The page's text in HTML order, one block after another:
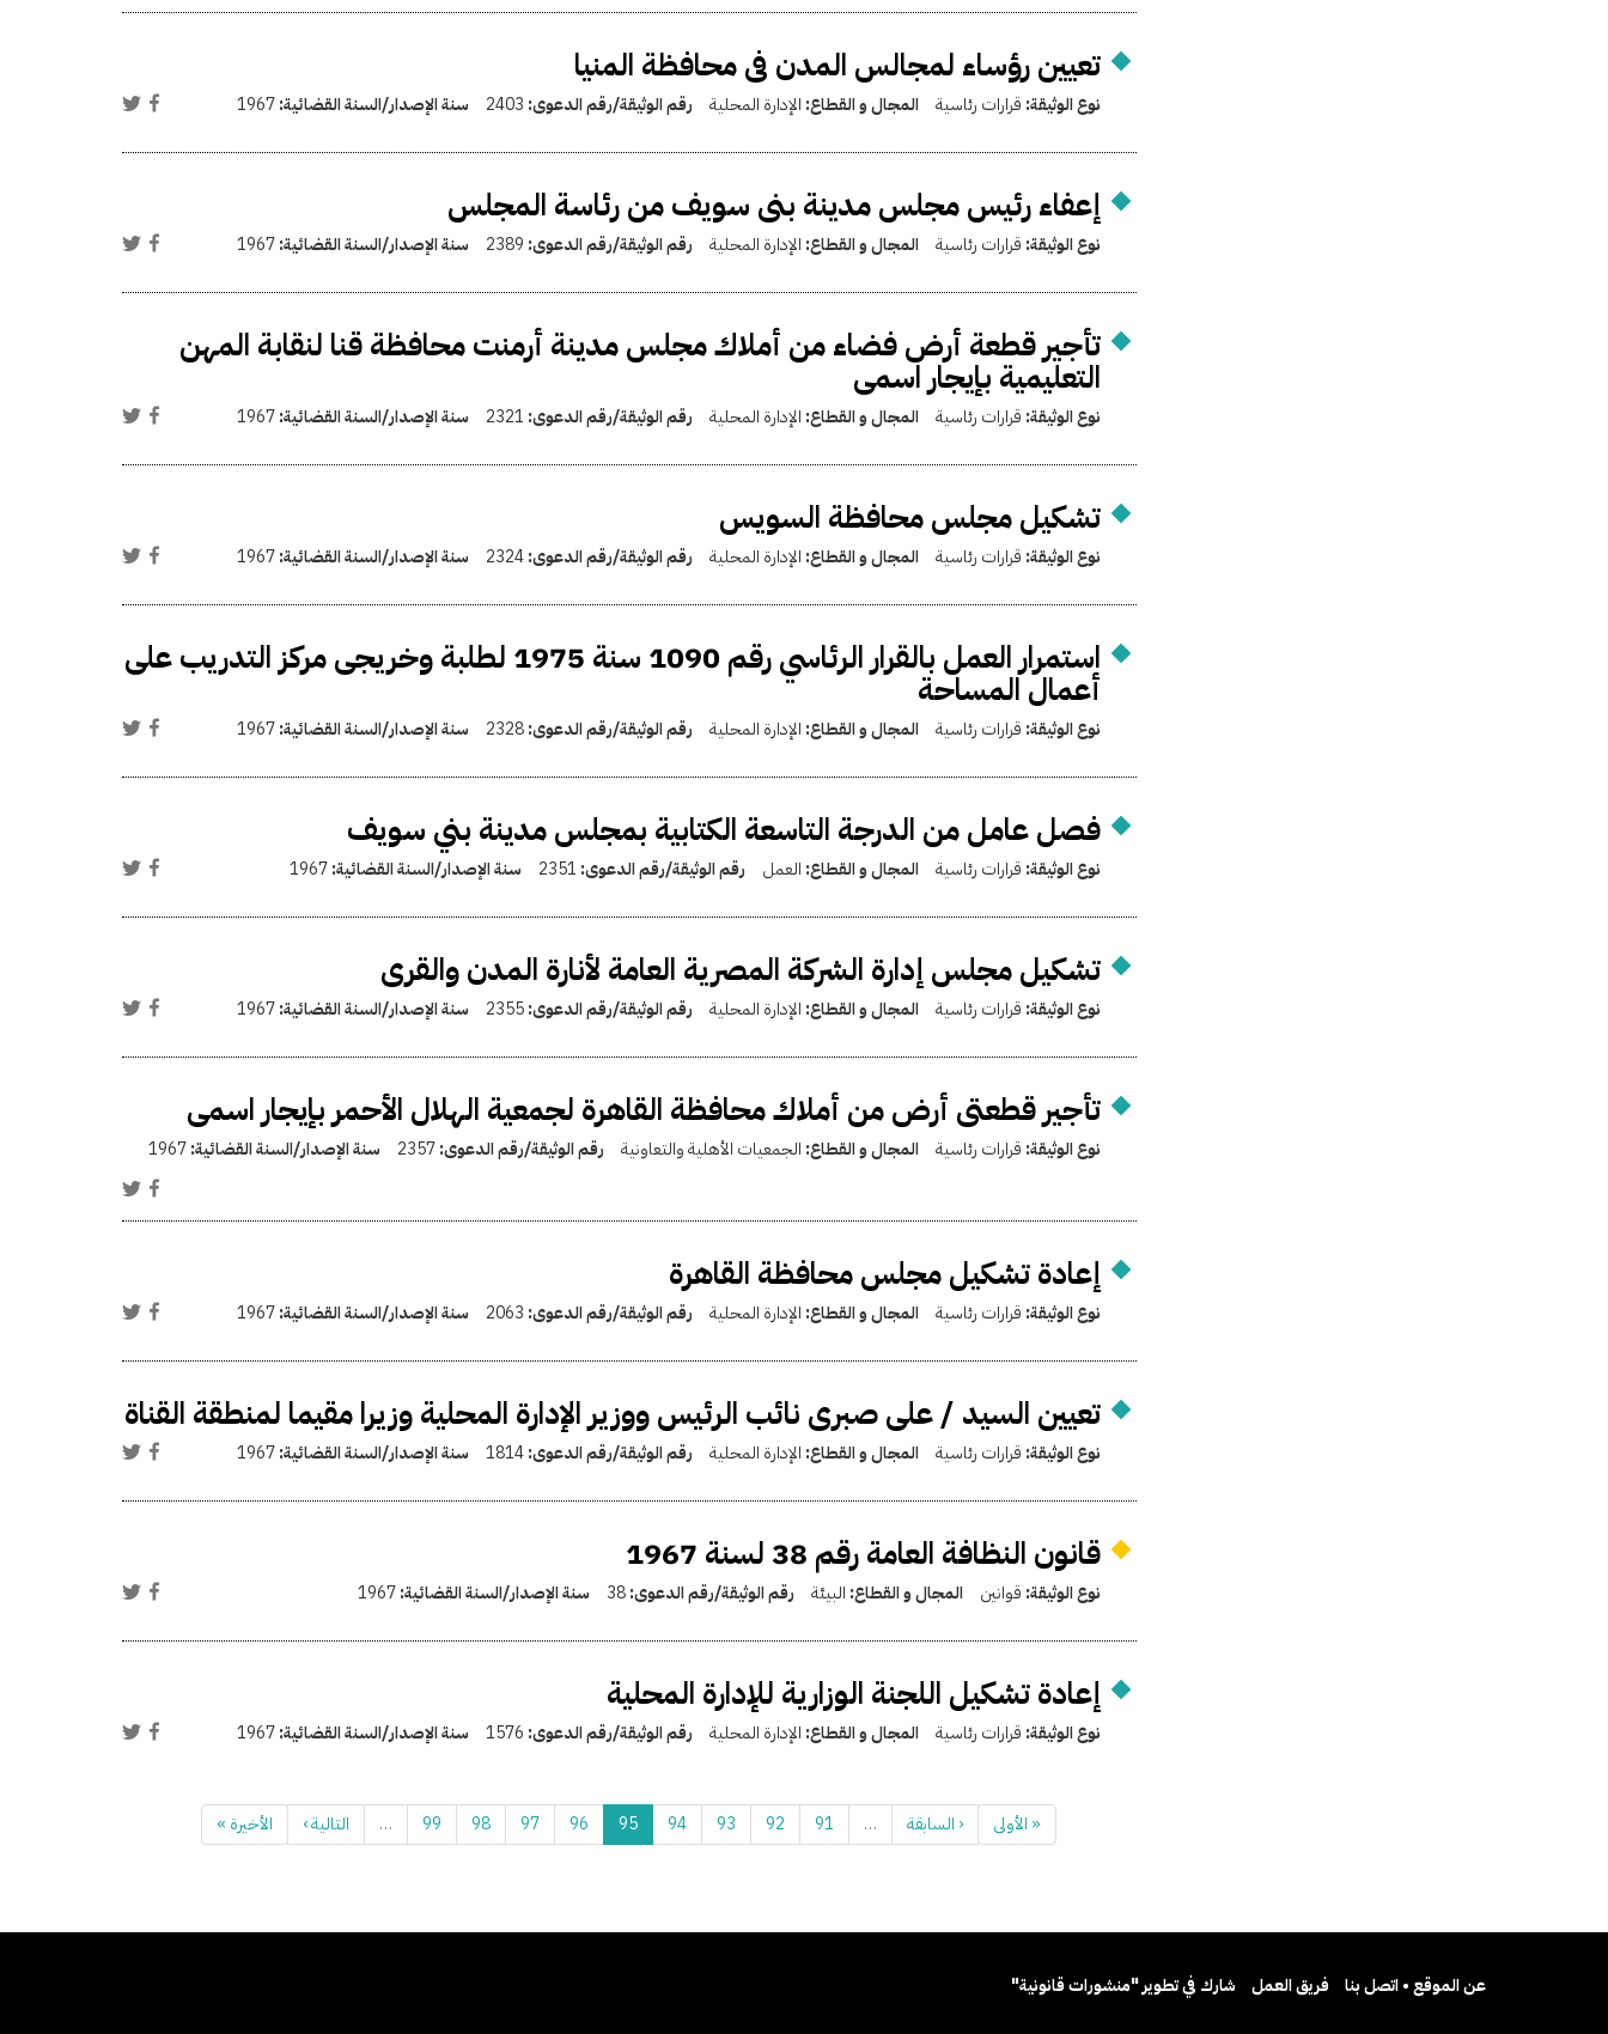
تعيين رؤساء لمجالس المدن فى محافظة المنيا
نوع الوثيقة: قرارات رئاسية المجال و القطاع: الإدارة المحلية رقم الوثيقة/رقم الدعوى: 2403 سنة الإصدار/السنة القضائية:1967
إعفاء رئيس مجلس مدينة بنى سويف من رئاسة المجلس
نوع الوثيقة: قرارات رئاسية المجال و القطاع: الإدارة المحلية رقم الوثيقة/رقم الدعوى: 2389 سنة الإصدار/السنة القضائية:1967
تأجير قطعة أرض فضاء من أملاك مجلس مدينة أرمنت محافظة قنا لنقابة المهن
التعليمية بإيجار اسمى
نوع الوثيقة: قرارات رئاسية المجال و القطاع: الإدارة المحلية رقم الوثيقة/رقم الدعوى: 2321 سنة الإصدار/السنة القضائية:1967
تشكيل مجلس محافظة السويس
نوع الوثيقة: قرارات رئاسية المجال و القطاع: الإدارة المحلية رقم الوثيقة/رقم الدعوى:2324 سنة الإصدار/السنة القضائية:1967
استمرار العمل بالقرار الرئاسي رقم 1090 سنة 1975 لطلبة وخريجى مركز التدريب على
أعمال المساحة
نوع الوثيقة: قرارات رئاسية المجال و القطاع: الإدارة المحلية رقم الوثيقة/رقم الدعوى:2328 سنة الإصدار/السنة القضائية:1967
فصل عامل من الدرجة التاسعة الكتابية بمجلس مدينة بني سويف
نوع الوثيقة: قرارات رئاسية المجال و القطاع: العمل رقم الوثيقة/رقم الدعوى: 2351 سنة الإصدار/السنة القضائية:1967
تشكيل مجلس إدارة الشركة المصرية العامة لأنارة المدن والقرى
نوع الوثيقة: قرارات رئاسية المجال و القطاع: الإدارة المحلية رقم الوثيقة/رقم الدعوى:2355 سنة الإصدار/السنة القضائية:1967
تأجير قطعتى أرض من أملاك محافظة القاهرة لجمعية الهلال الأحمر بإيجار اسمى
نوع الوثيقة: قرارات رئاسية المجال و القطاع: الجمعيات الأهلية والتعاونية رقم الوثيقة/رقم الدعوى:2357 سنة الإصدار/السنة القضائية:1967
إعادة تشكيل مجلس محافظة القاهرة
نوع الوثيقة: قرارات رئاسية المجال و القطاع: الإدارة المحلية رقم الوثيقة/رقم الدعوى: 2063 سنة الإصدار/السنة القضائية:1967
تعيين السيد / على صبرى نائب الرئيس ووزير الإدارة المحلية وزيرا مقيما لمنطقة القناة
نوع الوثيقة: قرارات رئاسية المجال و القطاع: الإدارة المحلية رقم الوثيقة/رقم الدعوى:1814 سنة الإصدار/السنة القضائية:1967
قانون النظافة العامة رقم 38 لسنة 1967
نوع الوثيقة: قوانين المجال و القطاع: البيئة رقم الوثيقة/رقم الدعوى:38 سنة الإصدار/السنة القضائية:1967
إعادة تشكيل اللجنة الوزارية للإدارة المحلية
نوع الوثيقة: قرارات رئاسية المجال و القطاع: الإدارة المحلية رقم الوثيقة/رقم الدعوى: 1576 سنة الإصدار/السنة القضائية:1967
« الأولى ‹ السابقة …
91
92
93
94
95
96
97
98
99
… التالية › الأخيرة »
عن الموقع • اتصل بنا فريق العمل شارك في تطوير "منشورات قانونية"